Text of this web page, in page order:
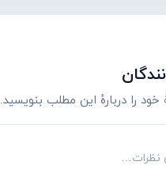
را دربارهٔ این مطلب بنویسید.
نظرات…